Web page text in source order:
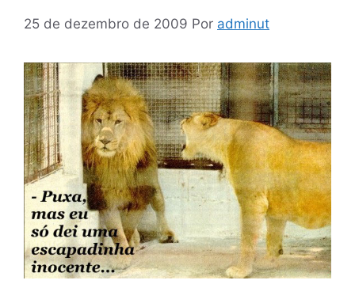
25 de dezembro de 2009 Por adminut